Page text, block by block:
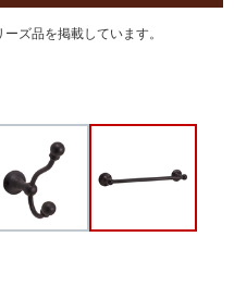
ズ品を掲載しています。